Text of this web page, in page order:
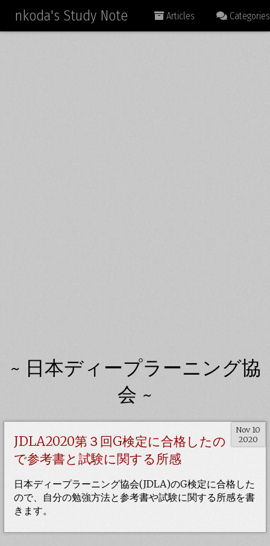
nkoda's Study Note Articles Categories
~ 日本ディープラーニング協
会 ~
Nov 10
2020
JDLA2020第３回G検定に合格したの
で参考書と試験に関する所感
日本ディープラーニング協会(JDLA)のG検定に合格した
ので、自分の勉強方法と参考書や試験に関する所感を書
きます。